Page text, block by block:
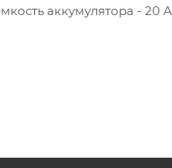
аккумулятора - 20